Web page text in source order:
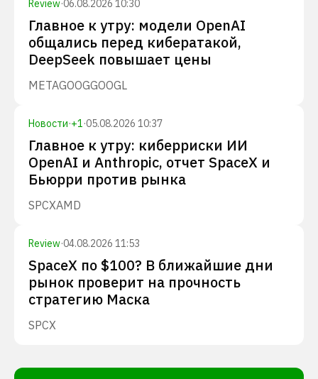
Review·06.08.2026 10:30
Главное к утру: модели OpenAI
общались перед кибератакой,
DeepSeek повышает цены
METAGOOGGOOGL
Новости·+1·05.08.2026 10:37
Главное к утру: киберриски ИИ
OpenAI и Anthropic, отчет SpaceX и
Бьюрри против рынка
SPCXAMD
Review·04.08.2026 11:53
SpaceX по $100? В ближайшие дни
рынок проверит на прочность
стратегию Маска
SPCX